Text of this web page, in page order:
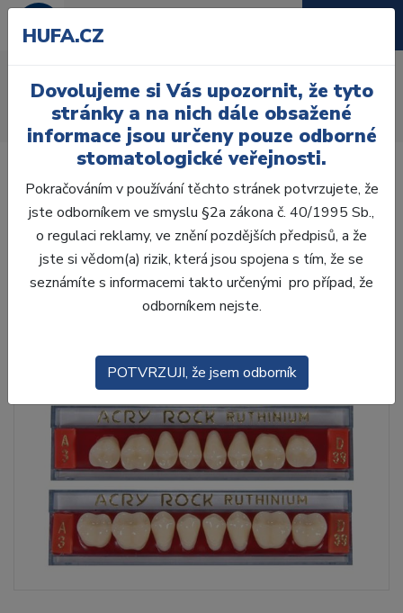
Úvod Zuby
AcryRock
AcryRock distální D 8 ks D46-G, C4
HUFA.CZ
Dovolujeme si Vás upozornit, že tyto
stránky a na nich dále obsažené
informace jsou určeny pouze odborné
stomatologické veřejnosti.
Pokračováním v používání těchto stránek potvrzujete, že
jste odborníkem ve smyslu §2a zákona č. 40/1995 Sb.,
o regulaci reklamy, ve znění pozdějších předpisů, a že
jste si vědom(a) rizik, která jsou spojena s tím, že se
seznámíte s informacemi takto určenými pro případ, že
odborníkem nejste.
POTVRZUJI, že jsem odborník